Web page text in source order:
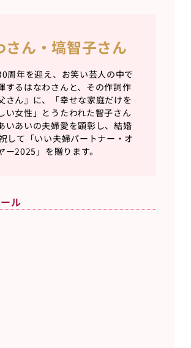
さん・塙智子さん
周年を迎え、お笑い芸人の中で
するはなわさんと、その作詞作
さん』に、「幸せな家庭だけを
い女性」とうたわれた智子さん
いあいの夫婦愛を顕彰し、結婚
して「いい夫婦パートナー・オ
ー2025」を贈ります。
ル